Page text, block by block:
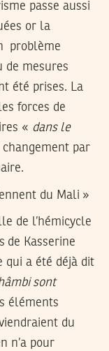
passe aussi
or la
problème
de mesures
été prises. La
forces de
« dans le
par
du Mali »
de l’hémicycle
de Kasserine
qui a été déjà dit
sont
éléments
du
n’a pour